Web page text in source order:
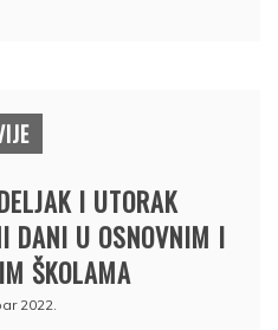
I UTORAK
DANI U OSNOVNIM I
ŠKOLAMA
2022.